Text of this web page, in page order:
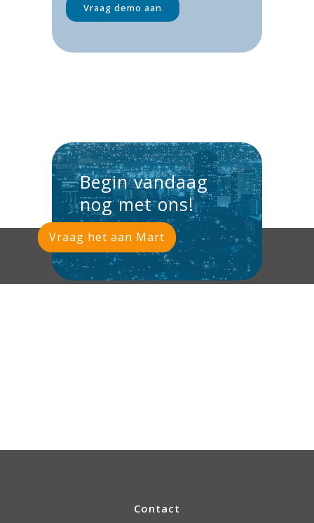
Begin vandaag
nog met ons!
Vraag het aan Mart
Contact